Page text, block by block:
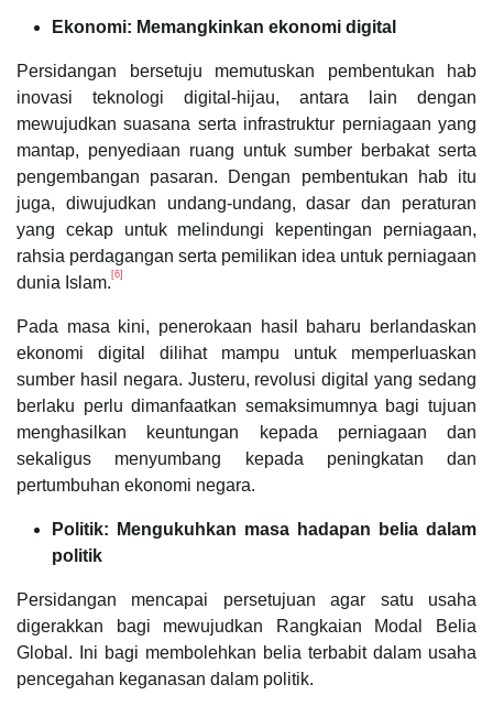
Ekonomi: Memangkinkan ekonomi digital
Persidangan bersetuju memutuskan pembentukan hab
inovasi teknologi digital-hijau, antara lain dengan
mewujudkan suasana serta infrastruktur perniagaan yang
mantap, penyediaan ruang untuk sumber berbakat serta
pengembangan pasaran. Dengan pembentukan hab itu
juga, diwujudkan undang-undang, dasar dan peraturan
yang cekap untuk melindungi kepentingan perniagaan,
rahsia perdagangan serta pemilikan idea untuk perniagaan
dunia Islam. [6]
Pada masa kini, penerokaan hasil baharu berlandaskan
ekonomi digital dilihat mampu untuk memperluaskan
sumber hasil negara. Justeru, revolusi digital yang sedang
berlaku perlu dimanfaatkan semaksimumnya bagi tujuan
menghasilkan keuntungan kepada perniagaan dan
sekaligus menyumbang kepada peningkatan dan
pertumbuhan ekonomi negara.
Politik: Mengukuhkan masa hadapan belia dalam
politik
Persidangan mencapai persetujuan agar satu usaha
digerakkan bagi mewujudkan Rangkaian Modal Belia
Global. Ini bagi membolehkan belia terbabit dalam usaha
pencegahan keganasan dalam politik.